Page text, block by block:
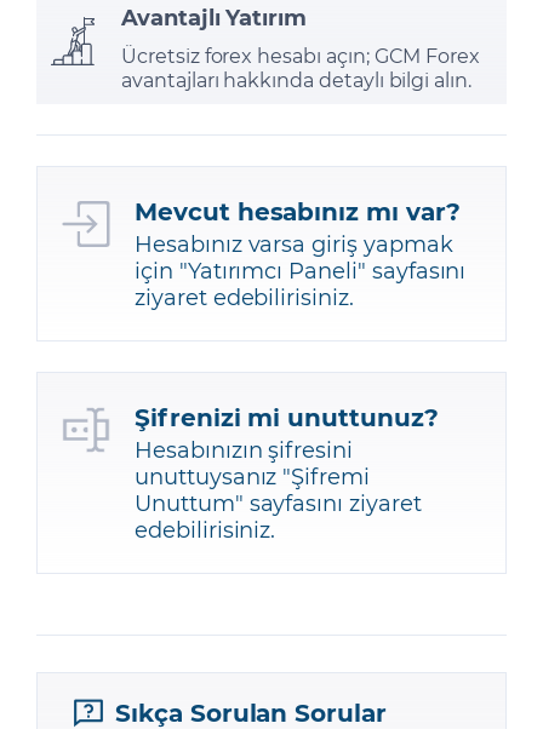
Avantajlı Yatırım
Ücretsiz forex hesabı açın; GCM Forex
avantajları hakkında detaylı bilgi alın.
Mevcut hesabınız mı var?
Hesabınız varsa giriş yapmak
için "Yatırımcı Paneli" sayfasını
ziyaret edebilirisiniz.
Şifrenizi mi unuttunuz?
Hesabınızın şifresini
unuttuysanız "Şifremi
Unuttum" sayfasını ziyaret
edebilirisiniz.
Sıkça Sorulan Sorular